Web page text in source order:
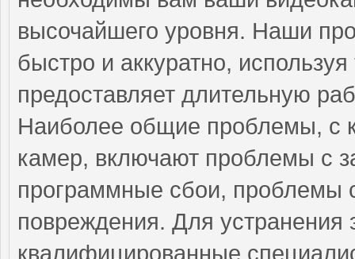
высочайшего уровня. Наши
быстро и аккуратно,
предоставляет длительную
Наиболее общие проблемы, с
камер, включают проблемы с
программные сбои, проблемы
повреждения. Для устранения
квалифицированные